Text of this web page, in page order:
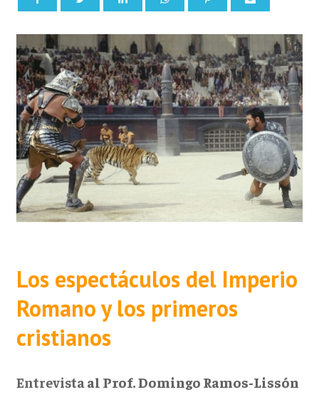
Los espectáculos del Imperio
Romano y los primeros
cristianos
Entrevistaal Prof. Domingo Ramos-Lissón